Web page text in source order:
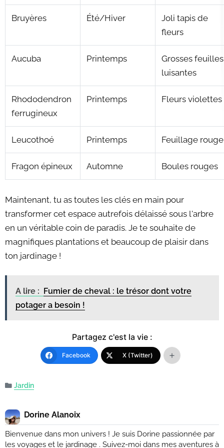
Bruyères Été/Hiver
Joli tapis de
fleurs
Aucuba Printemps
Grosses feuilles
luisantes
Rhododendron
ferrugineux
Printemps Fleurs violettes
Leucothoé Printemps Feuillage rouge
Fragon épineux Automne Boules rouges
Maintenant, tu as toutes les clés en main pour
transformer cet espace autrefois délaissé sous l'arbre
en un véritable coin de paradis. Je te souhaite de
magnifiques plantations et beaucoup de plaisir dans
ton jardinage !
A lire : Fumier de cheval : le trésor dont votre
potager a besoin !
Partagez c'est la vie :
Facebook X (Twitter)
Jardin
Dorine Alanoix
Bienvenue dans mon univers ! Je suis Dorine passionnée par
les voyages et le jardinage . Suivez-moi dans mes aventures à